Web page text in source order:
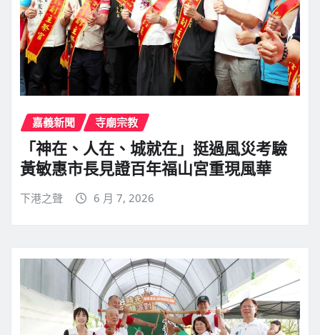
嘉義新聞 寺廟宗教
「神在、人在、城就在」挺過風災考驗
黃敏惠市長見證百年福山宮重現風華
下港之聲 6 月 7, 2026